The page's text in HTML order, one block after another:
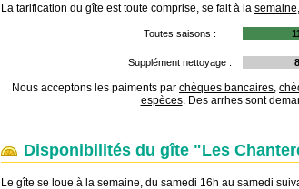
La tarification du gîte est toute comprise, se fait à la semaine
Toutes saisons :
Supplément nettoyage :
Nous acceptons les paiments par chèques bancaires,
espèces. Des arrhes sont
Disponibilités du gîte "Les
Le gîte se loue à la semaine, du samedi 16h au samedi